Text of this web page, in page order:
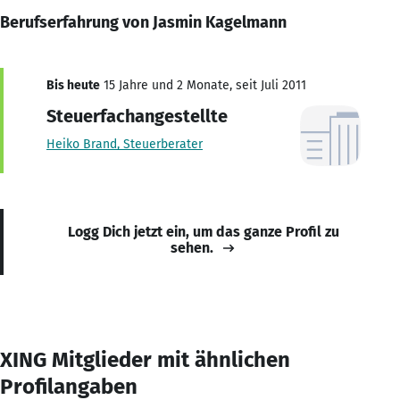
Berufserfahrung von Jasmin Kagelmann
Bis heute 15 Jahre und 2 Monate, seit Juli 2011
Steuerfachangestellte
Heiko Brand, Steuerberater
Logg Dich jetzt ein, um das ganze Profil zu
sehen.
XING Mitglieder mit ähnlichen
Profilangaben